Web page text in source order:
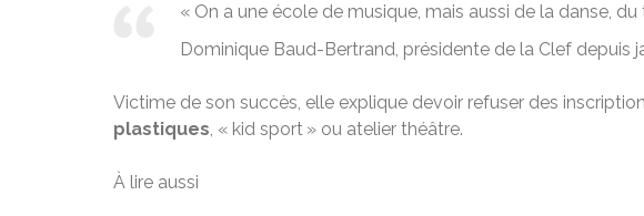
« On a une école de musique, mais aussi de la danse,
Dominique Baud-Bertrand, présidente de la Clef depuis
Victime de son succès, elle explique devoir refuser des
plastiques, « kid sport » ou atelier théâtre.
À lire aussi